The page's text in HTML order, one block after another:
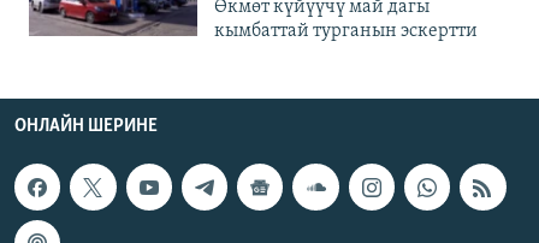
Өкмөт күйүүчү май дагы
кымбаттай турганын эскертти
ОНЛАЙН ШЕРИНЕ